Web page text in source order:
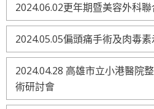
2024.06.02更年期暨美容外科
2024.05.05偏頭痛手術及肉毒
2024.04.28 高雄市立小港醫院
術研討會